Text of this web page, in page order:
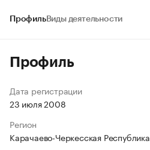
ПрофильВиды деятельности
Профиль
Дата регистрации
23 июля 2008
Регион
Карачаево-Черкесская Республика